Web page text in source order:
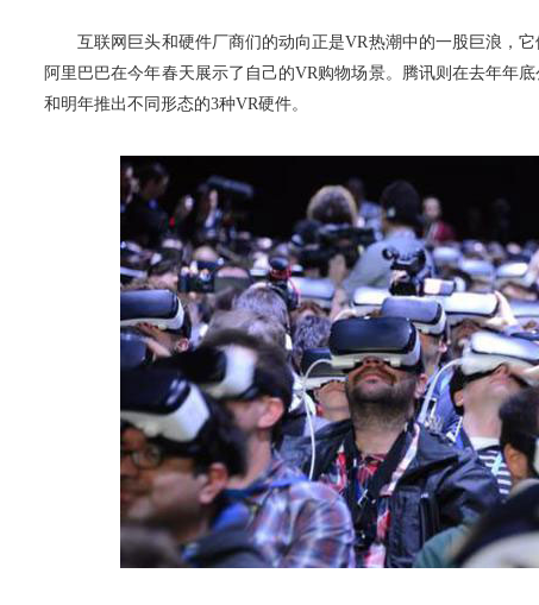
互联网巨头和硬件厂商们的动向正是VR热潮中的一股巨浪，它
阿里巴巴在今年春天展示了自己的VR购物场景。腾讯则在去年年
和明年推出不同形态的3种VR硬件。